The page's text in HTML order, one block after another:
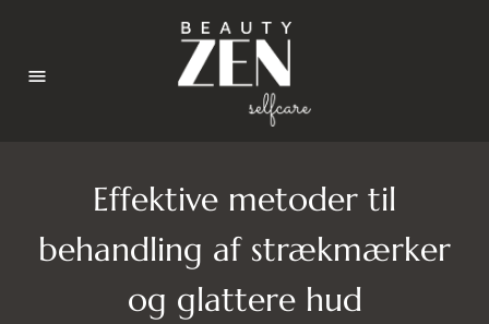
Effektive metoder til
behandling af strækmærker
og glattere hud